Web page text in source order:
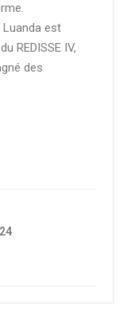
Luanda est
REDISSE IV,
des